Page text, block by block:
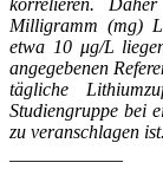
korrelieren.
Milligramm (mg)
etwa 10 μg/L
angegebenen
tägliche
Studiengruppe bei
zu veranschlagen ist.